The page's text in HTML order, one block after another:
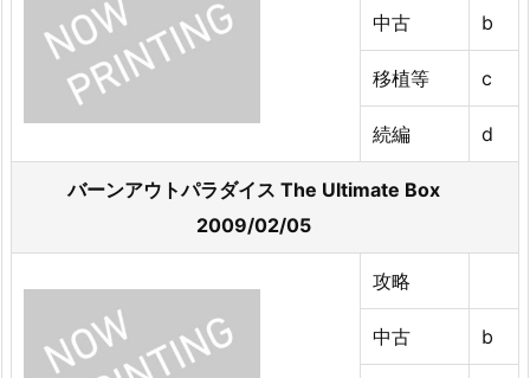
中古 b
移植等 c
続編 d
バーンアウトパラダイス The Ultimate Box
2009/02/05
攻略
中古 b